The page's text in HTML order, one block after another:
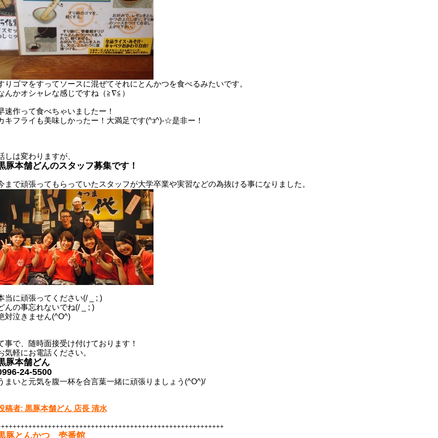
りゴマをすってソースに混ぜてそれにとんかつを食べるみたいです。
んかオシャレな感じですね（≧∇≦）
速作って食べちゃいましたー！
キフライも美味しかったー！ 大満足です(^з^)-☆是非ー！
しは変わりますが、
豚本舗どんのスタッフ募集です！
まで頑張ってもらっていたスタッフが大学卒業や実習などの為抜ける事になりました。
当に頑張ってください(/ _ ; )
んの事忘れないでね(/ _ ; )
対泣きません(^O^)
事で、随時面接受け付けております！
気軽にお電話ください。
豚本舗どん
24-5500
まいと元気を腹一杯を合言葉一緒に頑張りましょう(^O^)/
稿者: 黒豚本舗どん 店長 清水
豚とんかつ 壱番館